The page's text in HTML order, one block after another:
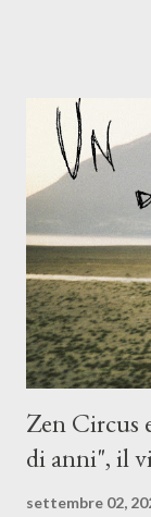
Dicevamo. Ed è
musicale, con "
moglie, del
giusta
è, di questa
cover, ma...
Zen Circus
di anni", il
settembre 02,